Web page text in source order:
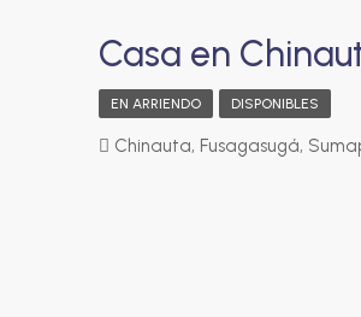
Casa en
EN ARRIENDO DISPONIBLES
Chinauta, Fusagasugá,